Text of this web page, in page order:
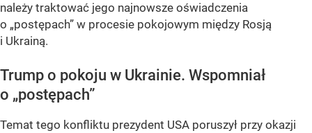
należy traktować jego najnowsze oświadczenia
o „postępach” w procesie pokojowym między Rosją
i Ukrainą.
Trump o pokoju w Ukrainie. Wspomniał
o „postępach”
Temat tego konfliktu prezydent USA poruszył przy okazji